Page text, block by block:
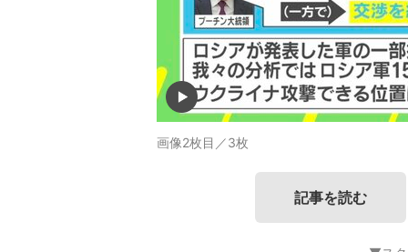
画像2枚目／3枚
記事を読む